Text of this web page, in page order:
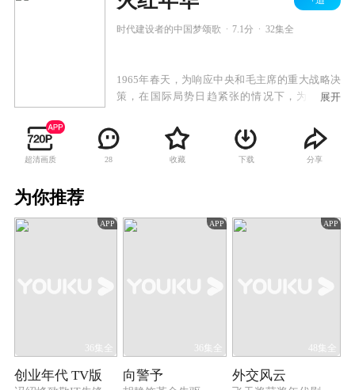
时代建设者的中国梦颂歌 7.1分 32集全
1965年春天，为响应中央和毛主席的重大战略决
策，在国际局势日趋紧张的情况下，为加强战
移的战略大调整，开展大三线建设。年轻气盛的
夏方舟来到金江，进入专门为大三线组建的中国
109冶金建设公司，投身到川滇钢铁的建设中。在
因为爱情追着夏方舟来到这片土地的李心梅，为
展开
超清画质 28 收藏 下载 分享
为你推荐
APP
36集全
创业年代 TV版
APP
36集全
向警予
APP
48集全
外交风云